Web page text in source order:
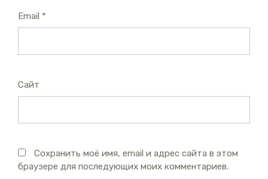
Email *
Сайт
Сохранить моё имя, email и адрес сайта в этом
браузере для последующих моих комментариев.